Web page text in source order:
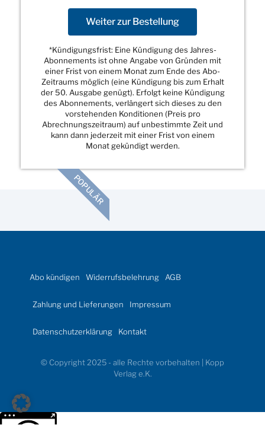
Weiter zur Bestellung
*Kündigungsfrist: Eine Kündigung des Jahres-
Abonnements ist ohne Angabe von Gründen mit
einer Frist von einem Monat zum Ende des Abo-
Zeitraums möglich (eine Kündigung bis zum Erhalt
der 50. Ausgabe genügt). Erfolgt keine Kündigung
des Abonnements, verlängert sich dieses zu den
vorstehenden Konditionen (Preis pro
Abrechnungszeitraum) auf unbestimmte Zeit und
kann dann jederzeit mit einer Frist von einem
Monat gekündigt werden.
POPULÄR
Abo kündigen Widerrufsbelehrung AGB
Zahlung und Lieferungen Impressum
Datenschutzerklärung Kontakt
© Copyright 2025 - alle Rechte vorbehalten | Kopp
Verlag e.K.
Weitere Informationen über den gesperrten Inhalt.